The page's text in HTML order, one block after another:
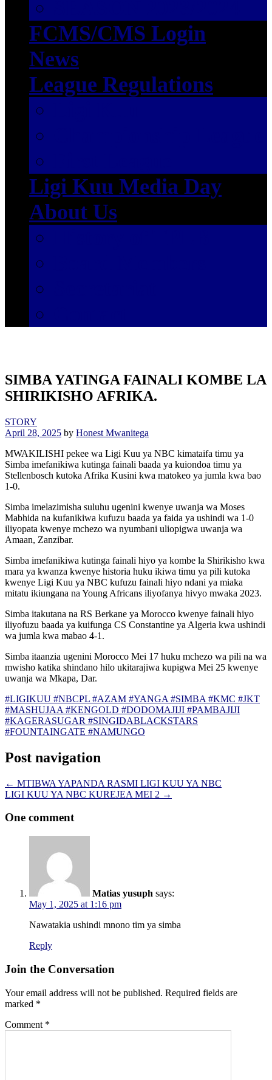
FCMS/CMS Login
News
League Regulations
Ligi Kuu Media Day
About Us
SIMBA YATINGA FAINALI KOMBE LA
SHIRIKISHO AFRIKA.
STORY
April 28, 2025 by Honest Mwanitega
MWAKILISHI pekee wa Ligi Kuu ya NBC kimataifa timu ya
Simba imefanikiwa kutinga fainali baada ya kuiondoa timu ya
Stellenbosch kutoka Afrika Kusini kwa matokeo ya jumla kwa bao
1-0.
Simba imelazimisha suluhu ugenini kwenye uwanja wa Moses
Mabhida na kufanikiwa kufuzu baada ya faida ya ushindi wa 1-0
iliyopata kwenye mchezo wa nyumbani uliopigwa uwanja wa
Amaan, Zanzibar.
Simba imefanikiwa kutinga fainali hiyo ya kombe la Shirikisho kwa
mara ya kwanza kwenye historia huku ikiwa timu ya pili kutoka
kwenye Ligi Kuu ya NBC kufuzu fainali hiyo ndani ya miaka
mitatu ikiungana na Young Africans iliyofanya hivyo mwaka 2023.
Simba itakutana na RS Berkane ya Morocco kwenye fainali hiyo
iliyofuzu baada ya kuifunga CS Constantine ya Algeria kwa ushindi
wa jumla kwa mabao 4-1.
Simba itaanzia ugenini Morocco Mei 17 huku mchezo wa pili na wa
mwisho katika shindano hilo ukitarajiwa kupigwa Mei 25 kwenye
uwanja wa Mkapa, Dar.
#LIGIKUU #NBCPL #AZAM #YANGA #SIMBA #KMC #JKT
#MASHUJAA #KENGOLD #DODOMAJIJI #PAMBAJIJI
#KAGERASUGAR #SINGIDABLACKSTARS
#FOUNTAINGATE #NAMUNGO
Post navigation
← MTIBWA YAPANDA RASMI LIGI KUU YA NBC
LIGI KUU YA NBC KUREJEA MEI 2 →
One comment
Matias yusuph says:
May 1, 2025 at 1:16 pm
Nawatakia ushindi mnono tim ya simba
Reply
Join the Conversation
Your email address will not be published. Required fields are
marked *
Comment *